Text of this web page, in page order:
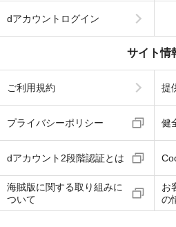
dアカウントログイン
サイト情
ご利用規約 提
プライバシーポリシー 健
dアカウント2段階認証とは
海賊版に関する取り組みに
ついて
お
の